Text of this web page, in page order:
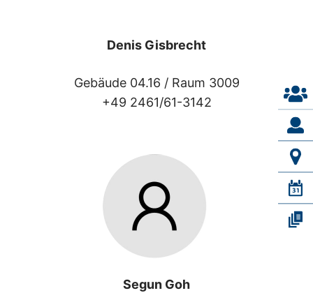
Denis Gisbrecht
Gebäude 04.16 / Raum 3009
+49 2461/61-3142
Segun Goh